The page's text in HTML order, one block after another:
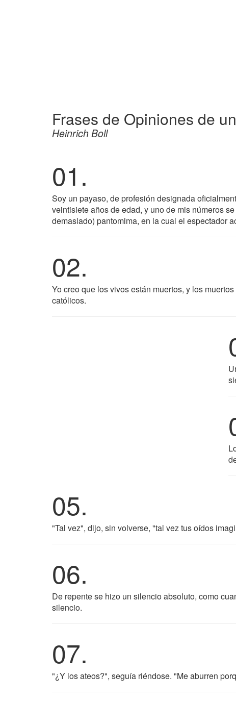
Frases de Opiniones de
Heinrich Boll
01.
Soy un payaso, de profesión designada
veintisiete años de edad, y uno de mis números
demasiado) pantomima, en la cual el espectador
02.
Yo creo que los vivos están muertos, y los
católicos.
05.
"Tal vez", dijo, sin volverse, "tal vez tus oídos
06.
De repente se hizo un silencio absoluto, como
silencio.
07.
"¿Y los ateos?", seguía riéndose. "Me aburren